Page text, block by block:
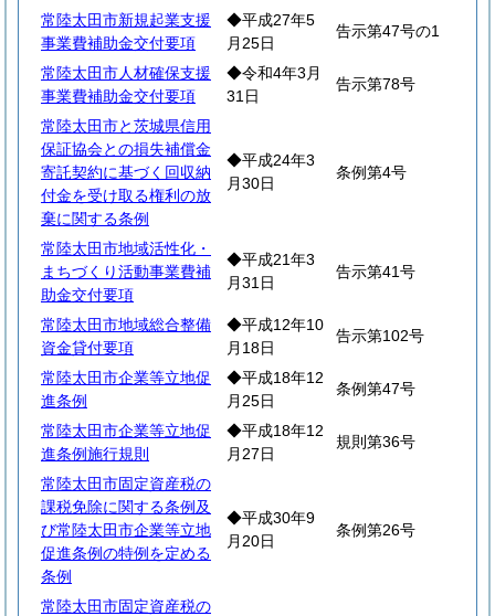
常陸太田市新規起業支援
事業費補助金交付要項
◆平成27年5
月25日
告示第47号の1
常陸太田市人材確保支援
事業費補助金交付要項
◆令和4年3月
31日
告示第78号
常陸太田市と茨城県信用
保証協会との損失補償金
寄託契約に基づく回収納
付金を受け取る権利の放
棄に関する条例
◆平成24年3
月30日
条例第4号
常陸太田市地域活性化・
まちづくり活動事業費補
助金交付要項
◆平成21年3
月31日
告示第41号
常陸太田市地域総合整備
資金貸付要項
◆平成12年10
月18日
告示第102号
常陸太田市企業等立地促
進条例
◆平成18年12
月25日
条例第47号
常陸太田市企業等立地促
進条例施行規則
◆平成18年12
月27日
規則第36号
常陸太田市固定資産税の
課税免除に関する条例及
び常陸太田市企業等立地
促進条例の特例を定める
条例
◆平成30年9
月20日
条例第26号
常陸太田市固定資産税の